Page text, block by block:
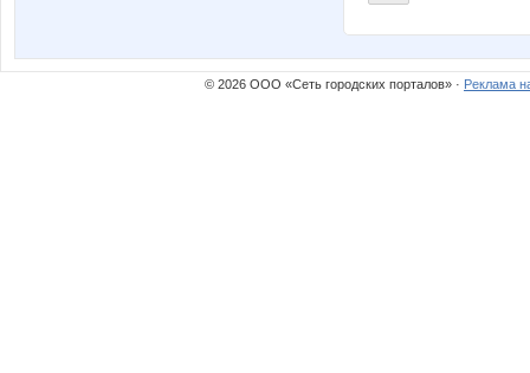
© 2026 ООО «Сеть городских порталов» · Реклама